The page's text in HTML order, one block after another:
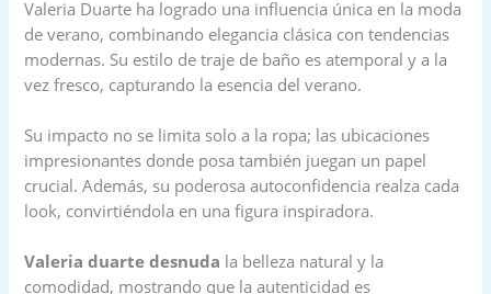
Valeria Duarte ha logrado una influencia única en la moda
de verano, combinando elegancia clásica con tendencias
modernas. Su estilo de traje de baño es atemporal y a la
vez fresco, capturando la esencia del verano.
Su impacto no se limita solo a la ropa; las ubicaciones
impresionantes donde posa también juegan un papel
crucial. Además, su poderosa autoconfidencia realza cada
look, convirtiéndola en una figura inspiradora.
Valeria duarte desnuda la belleza natural y la
comodidad, mostrando que la autenticidad es